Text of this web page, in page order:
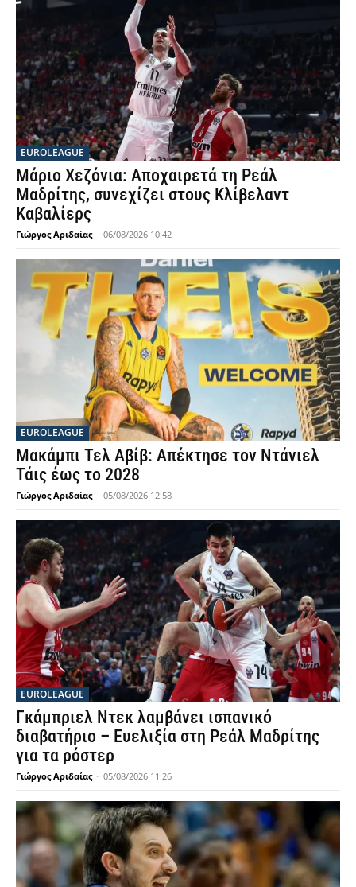
EUROLEAGUE
Μάριο Χεζόνια: Αποχαιρετά τη Ρεάλ
Μαδρίτης, συνεχίζει στους Κλίβελαντ
Καβαλίερς
Γιώργος Αριδαίας - 06/08/2026 10:42
EUROLEAGUE
Μακάμπι Τελ Αβίβ: Απέκτησε τον Ντάνιελ
Τάις έως το 2028
Γιώργος Αριδαίας - 05/08/2026 12:58
EUROLEAGUE
Γκάμπριελ Ντεκ λαμβάνει ισπανικό
διαβατήριο – Ευελιξία στη Ρεάλ Μαδρίτης
για τα ρόστερ
Γιώργος Αριδαίας - 05/08/2026 11:26